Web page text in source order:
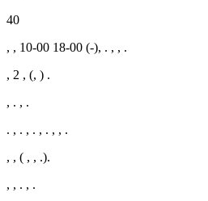
40
, , 10-00 18-00 (-), . , , .
, 2 , (, ) .
, . , .
. , . , . , . , , .
, , ( , , .).
, , . , .